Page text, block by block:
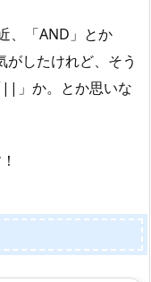
、「AND」とか
がしたけれど、そう
||」か。とか思いな